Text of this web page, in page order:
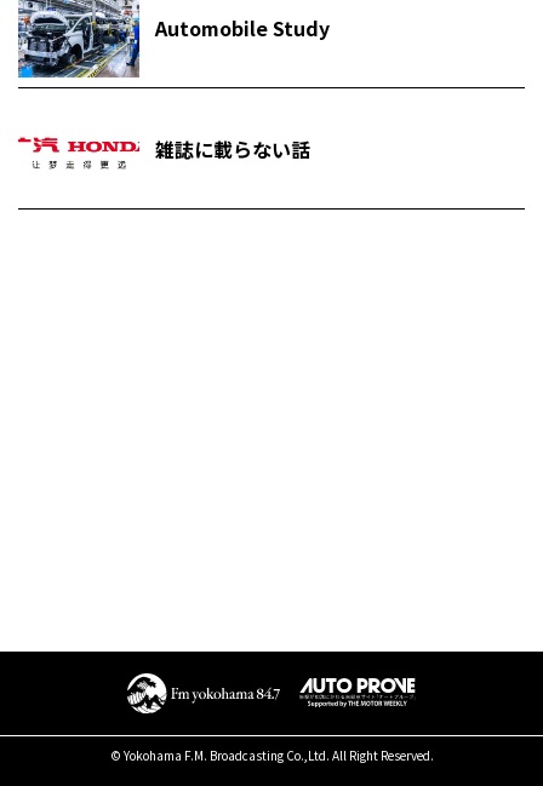
Automobile Study
雑誌に載らない話
© Yokohama F.M. Broadcasting Co.,Ltd. All Right Reserved.